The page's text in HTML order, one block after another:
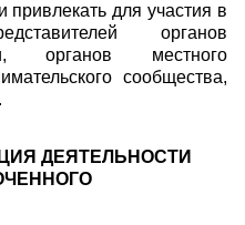
для участия в
органов
органов местного
сообщества,
ДЕЯТЕЛЬНОСТИ